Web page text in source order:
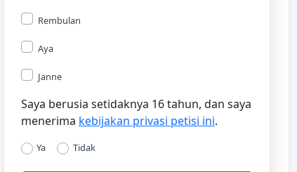
Rembulan
Aya
Janne
Saya berusia setidaknya 16 tahun, dan saya
menerima kebijakan privasi petisi ini.
Ya Tidak